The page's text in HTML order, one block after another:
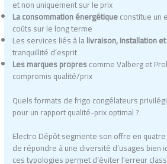
et non uniquement sur le prix
La consommation énergétiqueconstitue un
coûts sur le long terme
Les services liés à lalivraison, installation
tranquillité d’esprit
Les marques proprescomme Valberg et
compromis qualité/prix
Quels formats de frigo congélateurs
pour un rapport qualité-prix optimal ?
Electro Dépôt segmente son offre en
de répondre à une diversité d’usages bien
ces typologies permet d’éviter l’erreur